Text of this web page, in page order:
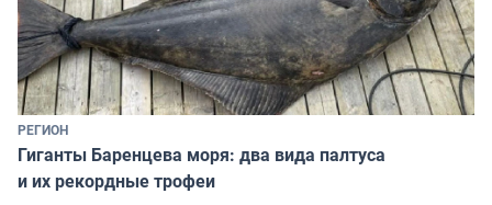
РЕГИОН
Гиганты Баренцева моря: два вида палтуса
и их рекордные трофеи